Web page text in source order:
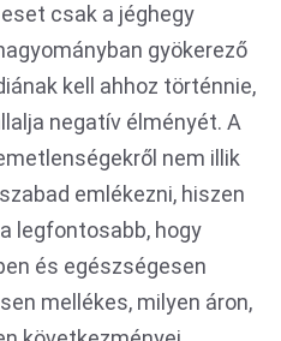
csak a jéghegy
gyökerező
kell ahhoz történnie,
negatív élményét. A
nem illik
emlékezni, hiszen
legfontosabb, hogy
és egészségesen
mellékes, milyen áron,